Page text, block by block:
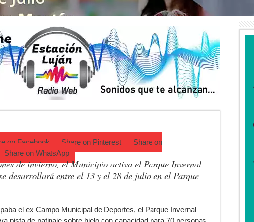
de identidad: residentes uruguayos avanzan con su regularización en Luján
del festival de cine en Luján es una apuesta al arte argentino
Teatro Trinidad Guevara: agosto llega con una cartelera para todos los
productos tras detectar un robo que compromete su trazabilidad
la Galleta de Campo: Tomás Jofré se prepara para otra celebración tradicional
al Campeonato Provincial de bochas
on Facebook Share on Pinterest
Share on
Share on WhatsApp
de invierno, el Municipio activa el Parque Invernal
desarrollará entre el 13 y el 28 de julio en el Parque
el ex Campo Municipal de Deportes, el Parque Invernal
pista de patinaje sobre hielo con capacidad para 70 personas